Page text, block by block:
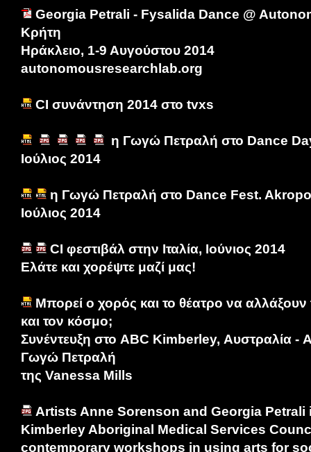
Georgia Petrali - Fysalida Dance @
Κρήτη
Ηράκλειο, 1-9 Αυγούστου 2014
autonomousresearchlab.org
CI συνάντηση 2014 στο tvxs
η Γωγώ Πετραλή στο Dance
Ιούλιος 2014
η Γωγώ Πετραλή στο Dance Fest.
Ιούλιος 2014
CI φεστιβάλ στην Ιταλία, Ιούνιος 2014
Ελάτε και χορέψτε μαζί μας!
Μπορεί ο χορός και το θέατρο να
και τον κόσμο;
Συνέντευξη στο ABC Kimberley, Αυστραλία -
Γωγώ Πετραλή
της Vanessa Mills
Artists Anne Sorenson and Georgia
Kimberley Aboriginal Medical Services
contemporary workshops in using arts for